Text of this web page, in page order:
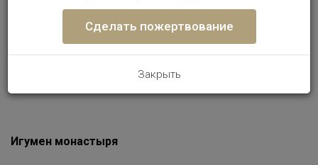
Священноигумен монастыря
Игумен монастыря
Сделать пожертвование
Закрыть